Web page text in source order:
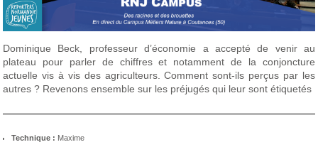
Dominique Beck, professeur d’économie a accepté de venir au
plateau pour parler de chiffres et notamment de la conjoncture
actuelle vis à vis des agriculteurs. Comment sont-ils perçus par les
autres ? Revenons ensemble sur les préjugés qui leur sont étiquetés
Technique : Maxime